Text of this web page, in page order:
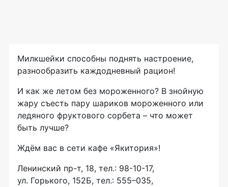
Милкшейки способны поднять настроение,
разнообразить каждодневный рацион!
И как же летом без мороженного? В знойную
жару съесть пару шариков мороженного или
ледяного фруктового сорбета – что может
быть лучше?
Ждём вас в сети кафе «Якитория»!
Ленинский пр-т, 18, тел.: 98-10-17,
ул. Горького, 152Б, тел.: 555–035,